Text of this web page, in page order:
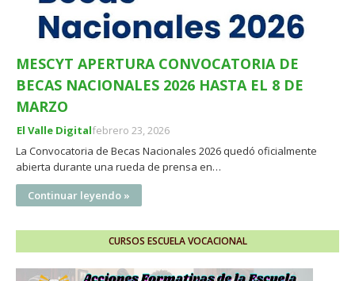
MESCYT APERTURA CONVOCATORIA DE
BECAS NACIONALES 2026 HASTA EL 8 DE
MARZO
El Valle Digitalfebrero 23, 2026
La Convocatoria de Becas Nacionales 2026 quedó oficialmente
abierta durante una rueda de prensa en…
Continuar leyendo »
CURSOS ESCUELA VOCACIONAL